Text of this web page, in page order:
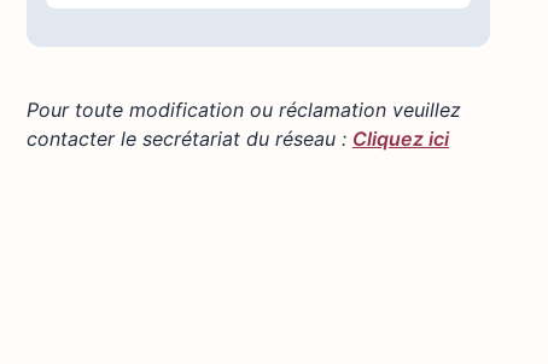
Pour toute modification ou réclamation veuillez
contacter le secrétariat du réseau : Cliquez ici